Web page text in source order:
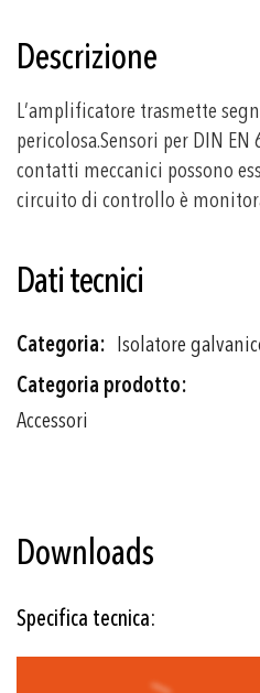
Descrizione
L’amplificatore trasmette
pericolosa.Sensori per DIN EN
contatti meccanici possono
circuito di controllo è
Dati tecnici
Più
informazioni
Isolatore
Accessori
Downloads
Specifica tecnica: